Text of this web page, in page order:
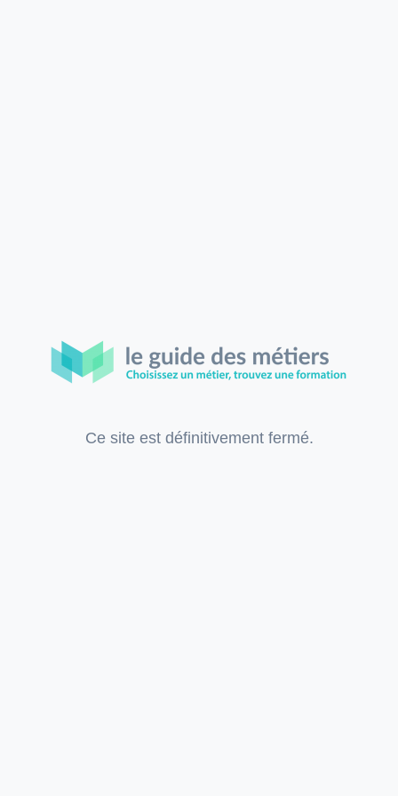
Ce site est définitivement fermé.